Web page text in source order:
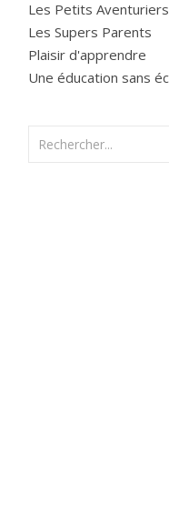
Les Petits Aventuriers
Les Supers Parents
Plaisir d'apprendre
Une éducation sans